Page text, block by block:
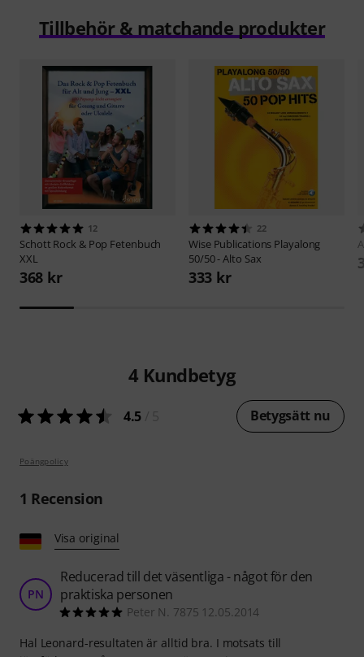
Tillbehör & matchande produkter
12
Schott Rock & Pop Fetenbuch
XXL
368 kr
22
Wise Publications Playalong
50/50 - Alto Sax
333 kr
4 Kundbetyg
4.5 Betygsätt nu
Poängpolicy
1 Recension
Visa original
PN
Reducerad till det väsentliga - något för den
praktiska personen
Peter N. 7875 12.05.2014
Hal Leonard-resultaten är alltid bra. I motsats till